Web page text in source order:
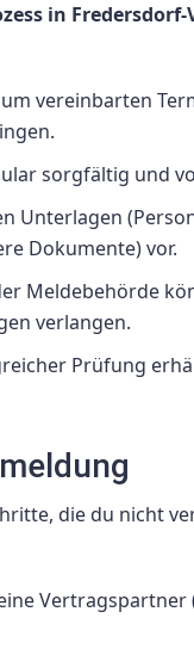
in Fredersdorf-
vereinbarten
sorgfältig und
Unterlagen
Dokumente) vor.
Meldebehörde
verlangen.
Prüfung
die du nicht
Vertragspartner